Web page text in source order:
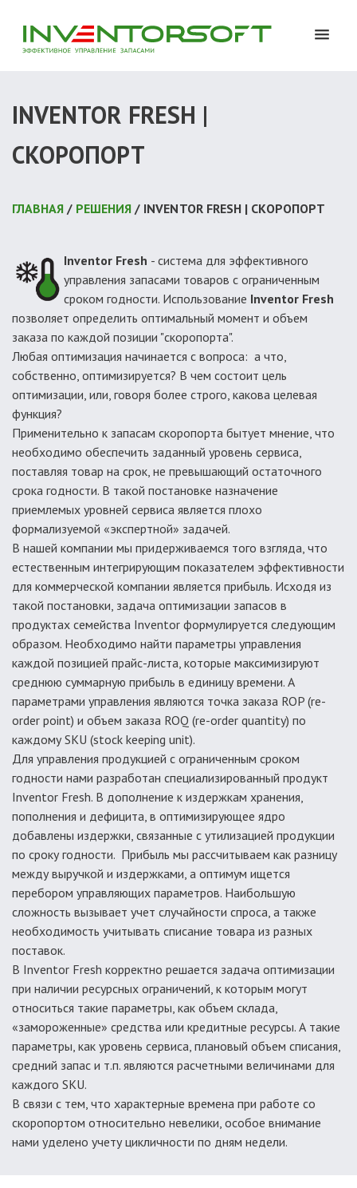
INVENTOR FRESH |
CКОРОПОРТ
ГЛАВНАЯ / РЕШЕНИЯ / INVENTOR FRESH | CКОРОПОРТ
Inventor Fresh - система для эффективного
управления запасами товаров с ограниченным
сроком годности. Использование Inventor Fresh
позволяет определить оптимальный момент и объем
заказа по каждой позиции "скоропорта".
Любая оптимизация начинается с вопроса: а что,
собственно, оптимизируется? В чем состоит цель
оптимизации, или, говоря более строго, какова целевая
функция?
Применительно к запасам скоропорта бытует мнение, что
необходимо обеспечить заданный уровень сервиса,
поставляя товар на срок, не превышающий остаточного
срока годности. В такой постановке назначение
приемлемых уровней сервиса является плохо
формализуемой «экспертной» задачей.
В нашей компании мы придерживаемся того взгляда, что
естественным интегрирующим показателем эффективности
для коммерческой компании является прибыль. Исходя из
такой постановки, задача оптимизации запасов в
продуктах семейства Inventor формулируется следующим
образом. Необходимо найти параметры управления
каждой позицией прайс-листа, которые максимизируют
среднюю суммарную прибыль в единицу времени. А
параметрами управления являются точка заказа ROP (re-
order point) и объем заказа ROQ (re-order quantity) по
каждому SKU (stock keeping unit).
Для управления продукцией с ограниченным сроком
годности нами разработан специализированный продукт
Inventor Fresh. В дополнение к издержкам хранения,
пополнения и дефицита, в оптимизирующее ядро
добавлены издержки, связанные с утилизацией продукции
по сроку годности. Прибыль мы рассчитываем как разницу
между выручкой и издержками, а оптимум ищется
перебором управляющих параметров. Наибольшую
сложность вызывает учет случайности спроса, а также
необходимость учитывать списание товара из разных
поставок.
В Inventor Fresh корректно решается задача оптимизации
при наличии ресурсных ограничений, к которым могут
относиться такие параметры, как объем склада,
«замороженные» средства или кредитные ресурсы. А такие
параметры, как уровень сервиса, плановый объем списания,
средний запас и т.п. являются расчетными величинами для
каждого SKU.
В связи с тем, что характерные времена при работе со
скоропортом относительно невелики, особое внимание
нами уделено учету цикличности по дням недели.